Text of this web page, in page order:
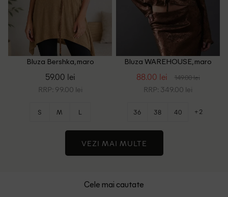
Bluza Bershka, maro
59.00 lei
RRP: 99.00 lei
S M L
Bluza WAREHOUSE, maro
88.00 lei 149.00 lei
RRP: 349.00 lei
36 38 40 +2
VEZI MAI MULTE
Cele mai cautate